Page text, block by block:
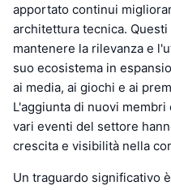
apportato continui
architettura tecnica.
mantenere la rilevanza e
suo ecosistema in
ai media, ai giochi e ai
L'aggiunta di nuovi
vari eventi del settore
crescita e visibilità nella
Un traguardo significativo